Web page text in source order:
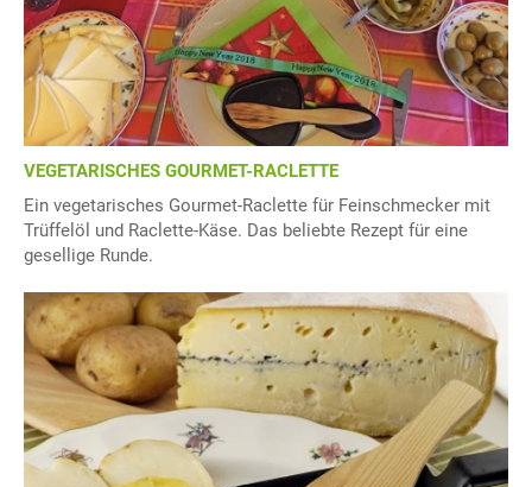
VEGETARISCHES GOURMET-RACLETTE
Ein vegetarisches Gourmet-Raclette für Feinschmecker mit
Trüffelöl und Raclette-Käse. Das beliebte Rezept für eine
gesellige Runde.